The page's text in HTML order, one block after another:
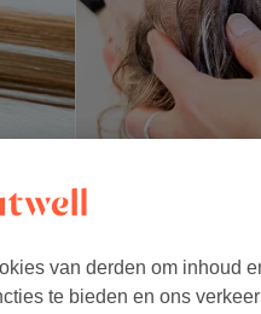
van derden om inhoud
te bieden en ons